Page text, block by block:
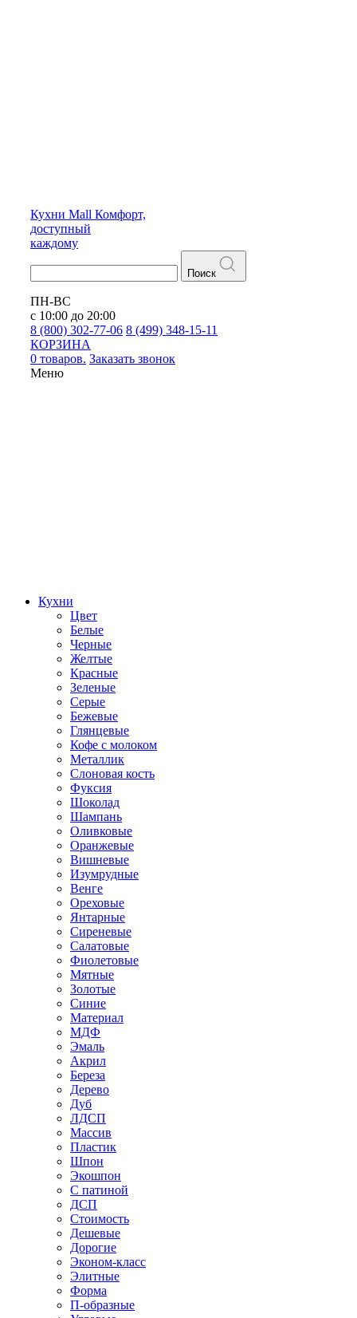
Кухни Mall Комфорт,
доступный
каждому
Поиск
ПН-ВС
с 10:00 до 20:00
8 (800) 302-77-06 8 (499) 348-15-11
КОРЗИНА
0 товаров. Заказать звонок
Меню
Кухни
Цвет
Белые
Черные
Желтые
Красные
Зеленые
Серые
Бежевые
Глянцевые
Кофе с молоком
Металлик
Слоновая кость
Фуксия
Шоколад
Шампань
Оливковые
Оранжевые
Вишневые
Изумрудные
Венге
Ореховые
Янтарные
Сиреневые
Салатовые
Фиолетовые
Мятные
Золотые
Синие
Материал
МДФ
Эмаль
Акрил
Береза
Дерево
Дуб
ЛДСП
Массив
Пластик
Шпон
Экошпон
С патиной
ДСП
Стоимость
Дешевые
Дорогие
Эконом-класс
Элитные
Форма
П-образные